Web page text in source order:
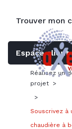
Trouver mon
Espace client
Réalisez un
projet
>
>
Souscrivez à
chaudière à